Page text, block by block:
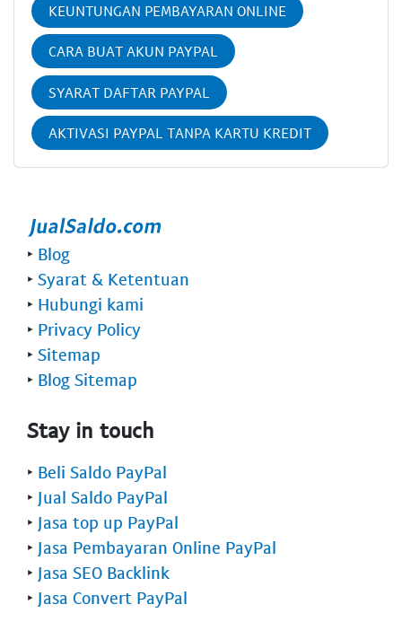
KEUNTUNGAN PEMBAYARAN ONLINE
CARA BUAT AKUN PAYPAL
SYARAT DAFTAR PAYPAL
AKTIVASI PAYPAL TANPA KARTU KREDIT
‣ Blog
‣ Syarat & Ketentuan
‣ Hubungi kami
‣ Privacy Policy
‣ Sitemap
‣ Blog Sitemap
Stay in touch
‣ Beli Saldo PayPal
‣ Jual Saldo PayPal
‣ Jasa top up PayPal
‣ Jasa Pembayaran Online PayPal
‣ Jasa SEO Backlink
‣ Jasa Convert PayPal